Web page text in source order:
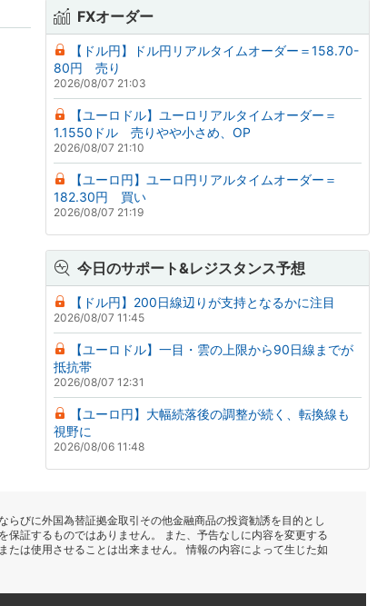
FXオーダー
【ドル円】ドル円リアルタイムオーダー＝158.70-
80円 売り
2026/08/07 21:03
【ユーロドル】ユーロリアルタイムオーダー＝
1.1550ドル 売りやや小さめ、OP
2026/08/07 21:10
【ユーロ円】ユーロ円リアルタイムオーダー＝
182.30円 買い
2026/08/07 21:19
今日のサポート&レジスタンス予想
【ドル円】200日線辺りが支持となるかに注目
2026/08/07 11:45
【ユーロドル】一目・雲の上限から90日線までが
抵抗帯
2026/08/07 12:31
【ユーロ円】大幅続落後の調整が続く、転換線も
視野に
2026/08/06 11:48
びに外国為替証拠金取引その他金融商品の投資勧誘を目的とし
証するものではありません。 また、予告なしに内容を変更する
は使用させることは出来ません。 情報の内容によって生じた如